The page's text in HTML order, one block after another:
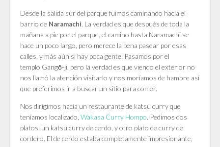
Desde la salida sur del parque fuimos caminando hacía el
barrio de Naramachi. La verdad es que después de toda la
mañana a pie por el parque, el camino hasta Naramachi se
hace un poco largo, pero merece la pena pasear por esas
calles, y más aún si hay poca gente. Pasamos por el
templo Gangō-ji, pero la verdad es que viendo el exterior no
nos llamó la atención visitarlo y nos moríamos de hambre así
que preferimos ir a buscar un sitio para comer.
Nos dirigimos hacia un restaurante de katsu curry que
teníamos localizado,Wakasa Curry Hompo. Pedimos dos
platos, un katsu curry de cerdo, y otro plato de curry de
cordero. El de cerdo estaba completamente impresionante,